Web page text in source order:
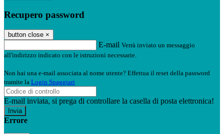
Recupero password
button close ×
E-mail Verrà inviato un messaggio
all'indirizzo indicato con le istruzioni necessarie.
Non hai una e-mail associata al nome utente? Effettua il reset della password
tramite la Login Spaggiari
E-mail inviata, si prega di controllare la casella di posta elettronica!
Errore